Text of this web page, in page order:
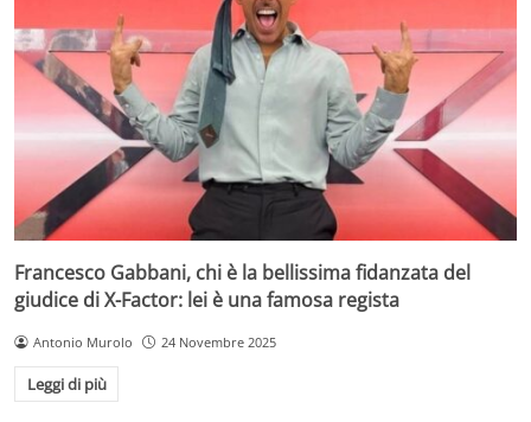
Francesco Gabbani, chi è la bellissima fidanzata del
giudice di X-Factor: lei è una famosa regista
Antonio Murolo 24 Novembre 2025
Leggi di più